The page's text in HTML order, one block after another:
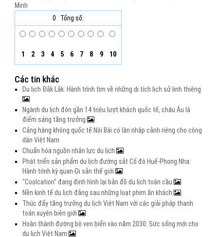
Minh
0
Tổng số:
1 2 3 4 5 6 7 8 9 10
Các tin khác
Du lịch Đắk Lắk: Hành trình tìm về những di tích lịch sử linh thiêng
Ngành du lịch đón gần 14 triệu lượt khách quốc tế, châu Âu là
điểm sáng tăng trưởng
Cảng hàng không quốc tế Nội Bài có làn nhập cảnh riêng cho công
dân Việt Nam
Chuẩn hóa nguồn nhân lực du lịch
Phát triển sản phẩm du lịch đường sắt Cố đô Huế-Phong Nha:
Hành trình kỳ quan-Di sản thế giới
"Coolcation" đang định hình lại bản đồ du lịch toàn cầu
Nền kinh tế du lịch đằng sau những loạt phim ăn khách
Thúc đẩy tăng trưởng du lịch Việt Nam với các giải pháp thanh
toán xuyên biên giới
Hoàn thành đường bộ ven biển vào năm 2030: Sức sống mới cho
du lịch Việt Nam